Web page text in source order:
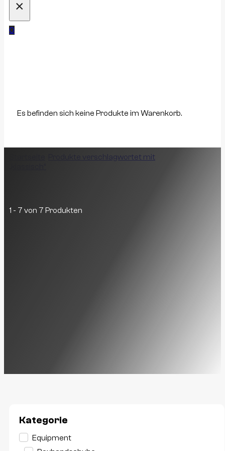
×
0
Es befinden sich keine Produkte im Warenkorb.
Produkte verschlagwortet mit
1 - 7 von 7 Produkten
Kategorie
Kategorie
Equipment